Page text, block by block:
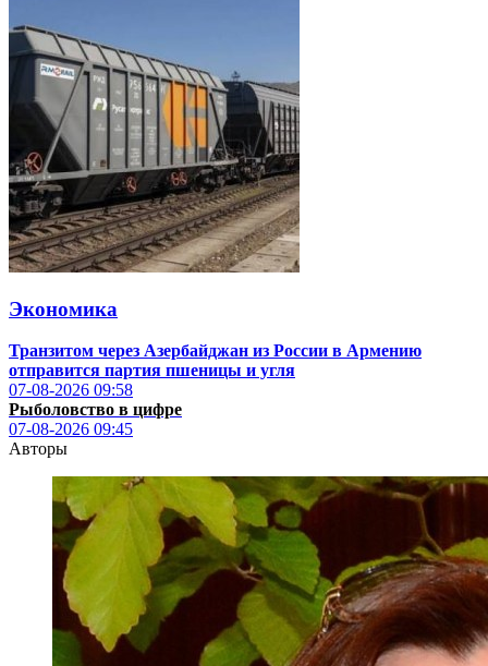
Экономика
Транзитом через Азербайджан из России в Армению
отправится партия пшеницы и угля
07-08-2026 09:58
Рыболовство в цифре
07-08-2026 09:45
Авторы